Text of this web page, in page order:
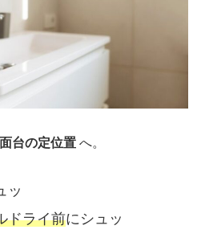
台の定位置 へ。
ッ
ドライ前にシュッ